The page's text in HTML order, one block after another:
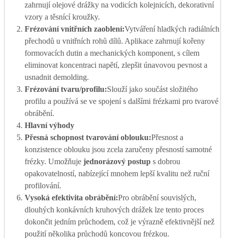
zahrnují olejové drážky na vodicích kolejnicích, dekorativní
vzory a těsnící kroužky.
Frézování vnitřních zaoblení:Vytváření hladkých radiálních
přechodů u vnitřních rohů dílů. Aplikace zahrnují kořeny
formovacích dutin a mechanických komponent, s cílem
eliminovat koncentraci napětí, zlepšit únavovou pevnost a
usnadnit demolding.
Frézování tvaru/profilu:Slouží jako součást složitého
profilu a používá se ve spojení s dalšími frézkami pro tvarové
obrábění.
Hlavní výhody
Přesná schopnost tvarování oblouku:Přesnost a
konzistence oblouku jsou zcela zaručeny přesností samotné
frézky. Umožňuje jednorázový postup s dobrou
opakovatelností, nabízející mnohem lepší kvalitu než ruční
profilování.
Vysoká efektivita obrábění:Pro obrábění souvislých,
dlouhých konkávních kruhových drážek lze tento proces
dokončit jedním průchodem, což je výrazně efektivnější než
použití několika průchodů koncovou frézkou.